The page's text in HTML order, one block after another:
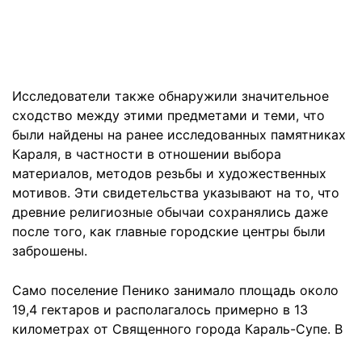
Исследователи также обнаружили значительное
сходство между этими предметами и теми, что
были найдены на ранее исследованных памятниках
Караля, в частности в отношении выбора
материалов, методов резьбы и художественных
мотивов. Эти свидетельства указывают на то, что
древние религиозные обычаи сохранялись даже
после того, как главные городские центры были
заброшены.
Само поселение Пенико занимало площадь около
19,4 гектаров и располагалось примерно в 13
километрах от Священного города Караль-Супе. В